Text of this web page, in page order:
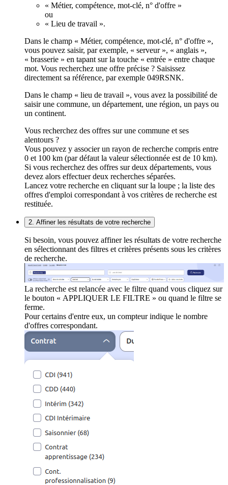
« Métier, compétence, mot-clé, n° d'offre »
ou
« Lieu de travail ».
Dans le champ « Métier, compétence, mot-clé, n° d'offre »,
vous pouvez saisir, par exemple, « serveur », « anglais »,
« brasserie » en tapant sur la touche « entrée » entre chaque
mot. Vous recherchez une offre précise ? Saisissez
directement sa référence, par exemple 049RSNK.
Dans le champ « lieu de travail », vous avez la possibilité de
saisir une commune, un département, une région, un pays ou
un continent.
Vous recherchez des offres sur une commune et ses
alentours ?
Vous pouvez y associer un rayon de recherche compris entre
0 et 100 km (par défaut la valeur sélectionnée est de 10 km).
Si vous recherchez des offres sur deux départements, vous
devez alors effectuer deux recherches séparées.
Lancez votre recherche en cliquant sur la loupe ; la liste des
offres d'emploi correspondant à vos critères de recherche est
restituée.
2. Affiner les résultats de votre recherche
Si besoin, vous pouvez affiner les résultats de votre recherche
en sélectionnant des filtres et critères présents sous les critères
de recherche.
La recherche est relancée avec le filtre quand vous cliquez sur
le bouton « APPLIQUER LE FILTRE » ou quand le filtre se
ferme.
Pour certains d'entre eux, un compteur indique le nombre
d'offres correspondant.